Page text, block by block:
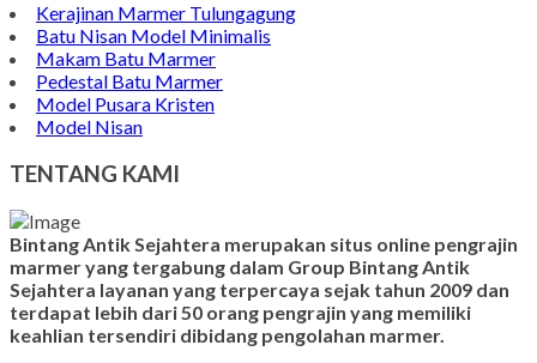
Kerajinan Marmer Tulungagung
Batu Nisan Model Minimalis
Makam Batu Marmer
Pedestal Batu Marmer
Model Pusara Kristen
Model Nisan
TENTANG KAMI
Bintang Antik Sejahtera merupakan situs online pengrajin
marmer yang tergabung dalam Group Bintang Antik
Sejahtera layanan yang terpercaya sejak tahun 2009 dan
terdapat lebih dari 50 orang pengrajin yang memiliki
keahlian tersendiri dibidang pengolahan marmer.